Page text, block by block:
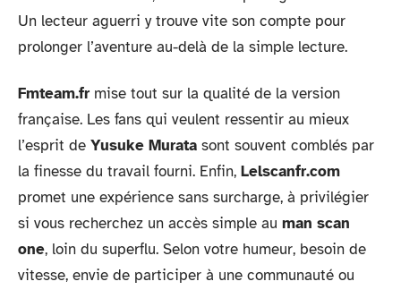
Un lecteur aguerri y trouve vite son compte pour
prolonger l’aventure au-delà de la simple lecture.
Fmteam.fr mise tout sur la qualité de la version
française. Les fans qui veulent ressentir au mieux
l’esprit de Yusuke Murata sont souvent comblés par
la finesse du travail fourni. Enfin, Lelscanfr.com
promet une expérience sans surcharge, à privilégier
si vous recherchez un accès simple au man scan
one, loin du superflu. Selon votre humeur, besoin de
vitesse, envie de participer à une communauté ou